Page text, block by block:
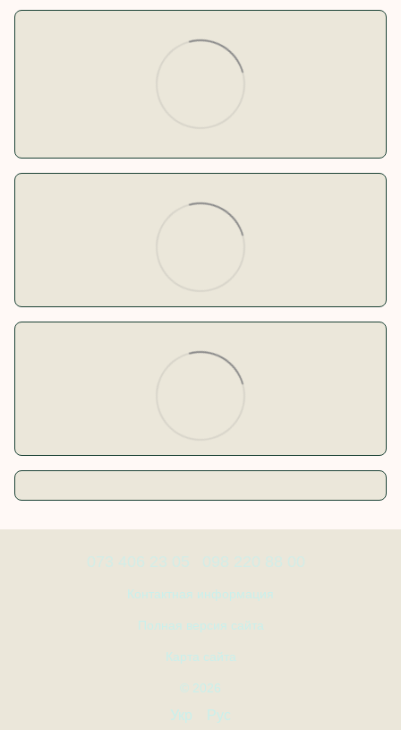
073 406 23 05 098 220 88 00
Контактная информация
Полная версия сайта
Карта сайта
© 2026
Укр Рус